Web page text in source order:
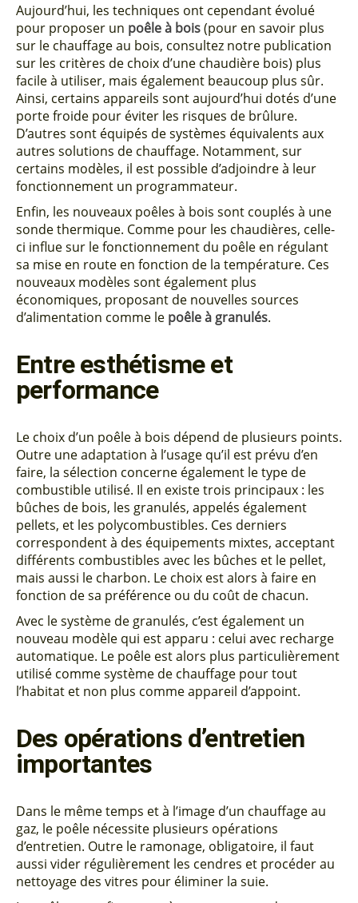
Aujourd’hui, les techniques ont cependant évolué
pour proposer un poêle à bois(pour en savoir plus
sur le chauffage au bois, consultez notre publication
sur les critères de choix d’une chaudière bois) plus
facile à utiliser, mais également beaucoup plus sûr.
Ainsi, certains appareils sont aujourd’hui dotés d’une
porte froide pour éviter les risques de brûlure.
D’autres sont équipés de systèmes équivalents aux
autres solutions de chauffage. Notamment, sur
certains modèles, il est possible d’adjoindre à leur
fonctionnement un programmateur.
Enfin, les nouveaux poêles à bois sont couplés à une
sonde thermique. Comme pour les chaudières, celle-
ci influe sur le fonctionnement du poêle en régulant
sa mise en route en fonction de la température. Ces
nouveaux modèles sont également plus
économiques, proposant de nouvelles sources
d’alimentation comme le poêle à granulés.
Entre esthétisme et
performance
Le choix d’un poêle à bois dépend de plusieurs points.
Outre une adaptation à l’usage qu’il est prévu d’en
faire, la sélection concerne également le type de
combustible utilisé. Il en existe trois principaux : les
bûches de bois, les granulés, appelés également
pellets, et les polycombustibles. Ces derniers
correspondent à des équipements mixtes, acceptant
différents combustibles avec les bûches et le pellet,
mais aussi le charbon. Le choix est alors à faire en
fonction de sa préférence ou du coût de chacun.
Avec le système de granulés, c’est également un
nouveau modèle qui est apparu : celui avec recharge
automatique. Le poêle est alors plus particulièrement
utilisé comme système de chauffage pour tout
l’habitat et non plus comme appareil d’appoint.
Des opérations d’entretien
importantes
Dans le même temps et à l’image d’un chauffage au
gaz, le poêle nécessite plusieurs opérations
d’entretien. Outre le ramonage, obligatoire, il faut
aussi vider régulièrement les cendres et procéder au
nettoyage des vitres pour éliminer la suie.